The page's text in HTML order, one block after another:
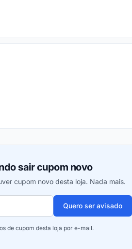
sair cupom novo
cupom novo desta loja. Nada mais.
Quero ser avisado
de cupom desta loja por e-mail.